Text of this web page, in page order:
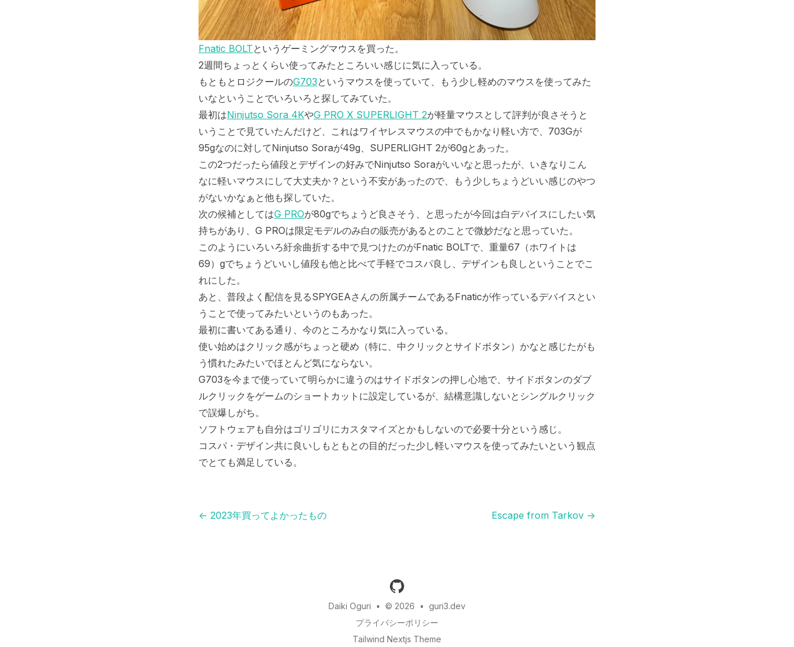
Fnatic BOLTというゲーミングマウスを買った。
2週間ちょっとくらい使ってみたところいい感じに気に入っている。
もともとロジクールのG703というマウスを使っていて、もう少し軽めのマウスを使ってみた
いなということでいろいろと探してみていた。
最初はNinjutso Sora 4KやG PRO X SUPERLIGHT 2が軽量マウスとして評判が良さそうと
いうことで見ていたんだけど、これはワイヤレスマウスの中でもかなり軽い方で、703Gが
95gなのに対してNinjutso Soraが49g、SUPERLIGHT 2が60gとあった。
この2つだったら値段とデザインの好みでNinjutso Soraがいいなと思ったが、いきなりこん
なに軽いマウスにして大丈夫か？という不安があったので、もう少しちょうどいい感じのやつ
がないかなぁと他も探していた。
次の候補としてはG PROが80gでちょうど良さそう、と思ったが今回は白デバイスにしたい気
持ちがあり、G PROは限定モデルのみ白の販売があるとのことで微妙だなと思っていた。
このようにいろいろ紆余曲折する中で見つけたのがFnatic BOLTで、重量67（ホワイトは
69）gでちょうどいいし値段も他と比べて手軽でコスパ良し、デザインも良しということでこ
れにした。
あと、普段よく配信を見るSPYGEAさんの所属チームであるFnaticが作っているデバイスとい
うことで使ってみたいというのもあった。
最初に書いてある通り、今のところかなり気に入っている。
使い始めはクリック感がちょっと硬め（特に、中クリックとサイドボタン）かなと感じたがも
う慣れたみたいでほとんど気にならない。
G703を今まで使っていて明らかに違うのはサイドボタンの押し心地で、サイドボタンのダブ
ルクリックをゲームのショートカットに設定しているが、結構意識しないとシングルクリック
で誤爆しがち。
ソフトウェアも自分はゴリゴリにカスタマイズとかもしないので必要十分という感じ。
コスパ・デザイン共に良いしもともとの目的だった少し軽いマウスを使ってみたいという観点
でとても満足している。
← 2023年買ってよかったもの Escape from Tarkov →
github
Daiki Oguri • © 2026 • guri3.dev
プライバシーポリシー
Tailwind Nextjs Theme